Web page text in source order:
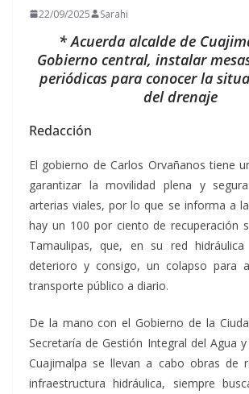
22/09/2025 Sarahi
* Acuerda alcalde de
Gobierno central, instalar
periódicas para conocer la
del drenaje
Redacción
El gobierno de Carlos Orvañanos tiene
garantizar la movilidad plena y
arterias viales, por lo que se informa a
hay un 100 por ciento de recuperación
Tamaulipas, que, en su red
deterioro y consigo, un colapso para
transporte público a diario.
De la mano con el Gobierno de la
Secretaría de Gestión Integral del Agua
Cuajimalpa se llevan a cabo obras de
infraestructura hidráulica, siempre